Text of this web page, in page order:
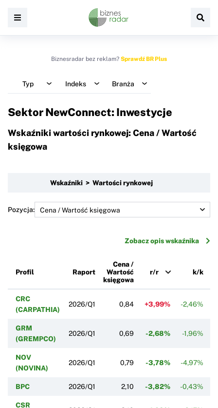
Biznesradar bez reklam? Sprawdź BR Plus
Typ Indeks Branża
Sektor NewConnect: Inwestycje
Wskaźniki wartości rynkowej: Cena / Wartość
księgowa
Wskaźniki > Wartości rynkowej
Pozycja:
Zobacz opis wskaźnika
Profil Raport
Cena /
Wartość
księgowa
r/r k/k
CRC
(CARPATHIA)
2026/Q1 0,84 +3,99% -2,46%
GRM
(GREMPCO)
2026/Q1 0,69 -2,68% -1,96%
NOV
(NOVINA)
2026/Q1 0,79 -3,78% -4,97%
BPC 2026/Q1 2,10 -3,82% -0,43%
CSR